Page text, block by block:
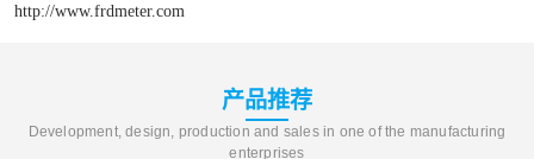
http://www.frdmeter.com
产品推荐
Development, design, production and sales in one of the manufacturing
enterprises